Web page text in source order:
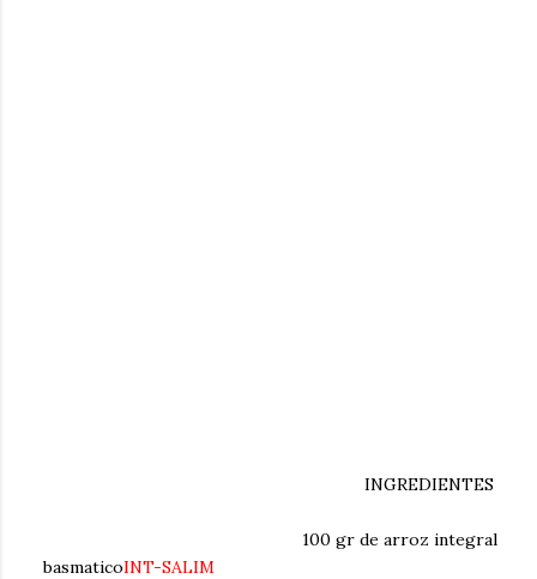
INGREDIENTES
100 gr de arroz integral
basmaticoINT-SALIM